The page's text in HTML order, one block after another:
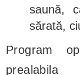
saună,
sărată,
Program
prealabila